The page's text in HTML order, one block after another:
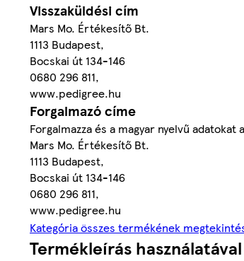
Visszaküldési cím
Mars Mo. Értékesítő Bt.
1113 Budapest,
Bocskai út 134-146
0680 296 811,
www.pedigree.hu
Forgalmazó címe
Forgalmazza és a magyar nyelvű
Mars Mo. Értékesítő Bt.
1113 Budapest,
Bocskai út 134-146
0680 296 811,
www.pedigree.hu
Kategória összes termékének
Termékleírás használatával